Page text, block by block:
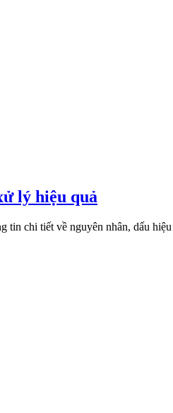
lý hiệu quả
chi tiết về nguyên nhân, dấu